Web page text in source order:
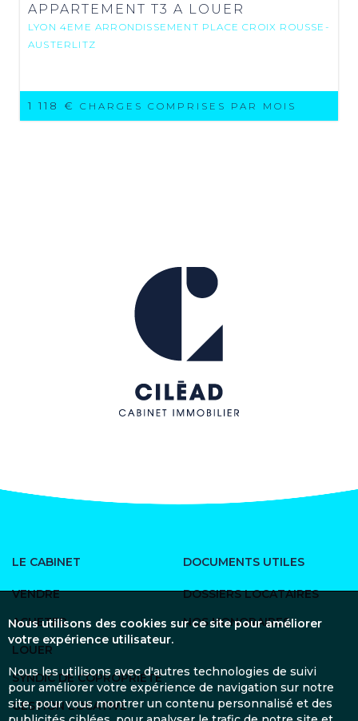
APPARTEMENT T3 A LOUER
LYON 4EME ARRONDISSEMENT PLACE CROIX ROUSSE-
AUSTERLITZ
1 118 € CHARGES COMPRISES PAR MOIS
LE CABINET
VENDRE
ACHETER
LOUER
SYNDIC DE COPROPRIÉTÉ
GESTION LOCATIVE
DOCUMENTS UTILES
DOSSIERS LOCATAIRES
NOS HONORAIRES
Nous utilisons des cookies sur ce site pour améliorer
votre expérience utilisateur.
Nous les utilisons avec d'autres technologies de suivi
pour améliorer votre expérience de navigation sur notre
site, pour vous montrer un contenu personnalisé et des